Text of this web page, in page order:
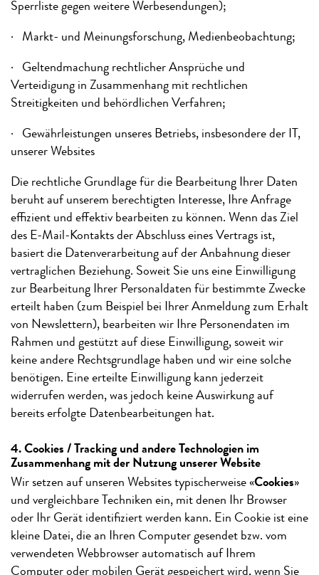
Sperrliste gegen weitere Werbesendungen);
· Markt- und Meinungsforschung, Medienbeobachtung;
· Geltendmachung rechtlicher Ansprüche und
Verteidigung in Zusammenhang mit rechtlichen
Streitigkeiten und behördlichen Verfahren;
· Gewährleistungen unseres Betriebs, insbesondere der IT,
unserer Websites
Die rechtliche Grundlage für die Bearbeitung Ihrer Daten
beruht auf unserem berechtigten Interesse, Ihre Anfrage
effizient und effektiv bearbeiten zu können. Wenn das Ziel
des E-Mail-Kontakts der Abschluss eines Vertrags ist,
basiert die Datenverarbeitung auf der Anbahnung dieser
vertraglichen Beziehung. Soweit Sie uns eine Einwilligung
zur Bearbeitung Ihrer Personaldaten für bestimmte Zwecke
erteilt haben (zum Beispiel bei Ihrer Anmeldung zum Erhalt
von Newslettern), bearbeiten wir Ihre Personendaten im
Rahmen und gestützt auf diese Einwilligung, soweit wir
keine andere Rechtsgrundlage haben und wir eine solche
benötigen. Eine erteilte Einwilligung kann jederzeit
widerrufen werden, was jedoch keine Auswirkung auf
bereits erfolgte Datenbearbeitungen hat.
4. Cookies / Tracking und andere Technologien im
Zusammenhang mit der Nutzung unserer Website
Wir setzen auf unseren Websites typischerweise «Cookies»
und vergleichbare Techniken ein, mit denen Ihr Browser
oder Ihr Gerät identifiziert werden kann. Ein Cookie ist eine
kleine Datei, die an Ihren Computer gesendet bzw. vom
verwendeten Webbrowser automatisch auf Ihrem
Computer oder mobilen Gerät gespeichert wird, wenn Sie